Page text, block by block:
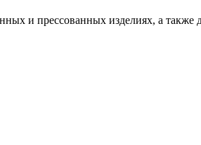
и прессованных изделиях, а также